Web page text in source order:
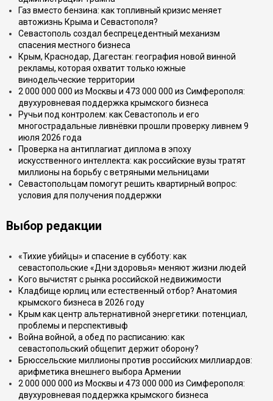
Газ вместо бензина: как топливный кризис меняет
автожизнь Крыма и Севастополя?
Севастополь создал беспрецедентный механизм
спасения местного бизнеса
Крым, Краснодар, Дагестан: география новой винной
рекламы, которая охватит только южные
винодельческие территории
2 000 000 000 из Москвы и 473 000 000 из Симферополя:
двухуровневая поддержка крымского бизнеса
Ручьи под контролем: как Севастополь и его
многострадальные ливнёвки прошли проверку ливнем 9
июля 2026 года
Проверка на антиплагиат диплома в эпоху
искусственного интеллекта: как российские вузы тратят
миллионы на борьбу с ветряными мельницами
Севастопольцам помогут решить квартирный вопрос:
условия для получения поддержки
Выбор редакции
«Тихие убийцы» и спасение в субботу: как
севастопольские «Дни здоровья» меняют жизни людей
Кого вычистят с рынка российской недвижимости
Кладбище юрлиц или естественный отбор? Анатомия
крымского бизнеса в 2026 году
Крым как центр альтернативной энергетики: потенциал,
проблемы и перспективыф
Война войной, а обед по расписанию: как
севастопольский общепит держит оборону?
Брюссельские миллионы против российских миллиардов:
арифметика внешнего выбора Армении
2 000 000 000 из Москвы и 473 000 000 из Симферополя:
двухуровневая поддержка крымского бизнеса